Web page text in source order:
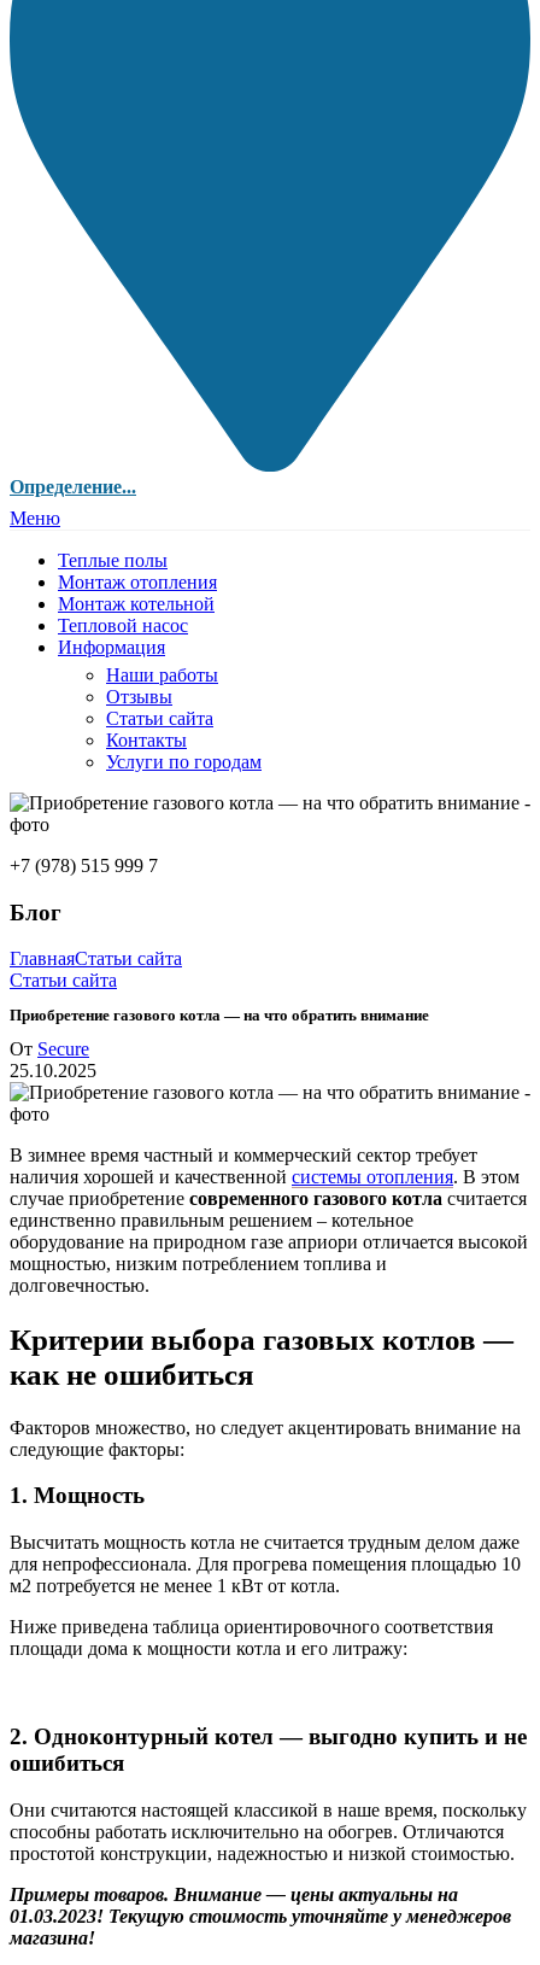
Определение...
Меню
Теплые полы
Монтаж отопления
Монтаж котельной
Тепловой насос
Информация
Наши работы
Отзывы
Статьи сайта
Контакты
Услуги по городам
+7 (978) 515 999 7
Блог
ГлавнаяСтатьи сайта
Статьи сайта
Приобретение газового котла — на что обратить внимание
От Secure
25.10.2025
В зимнее время частный и коммерческий сектор требует
наличия хорошей и качественной системы отопления. В этом
случае приобретение современного газового котла считается
единственно правильным решением – котельное
оборудование на природном газе априори отличается высокой
мощностью, низким потреблением топлива и
долговечностью.
Критерии выбора газовых котлов —
как не ошибиться
Факторов множество, но следует акцентировать внимание на
следующие факторы:
1. Мощность
Высчитать мощность котла не считается трудным делом даже
для непрофессионала. Для прогрева помещения площадью 10
м2 потребуется не менее 1 кВт от котла.
Ниже приведена таблица ориентировочного соответствия
площади дома к мощности котла и его литражу:
2. Одноконтурный котел — выгодно купить и не
ошибиться
Они считаются настоящей классикой в наше время, поскольку
способны работать исключительно на обогрев. Отличаются
простотой конструкции, надежностью и низкой стоимостью.
Примеры товаров. Внимание — цены актуальны на
01.03.2023! Текущую стоимость уточняйте у менеджеров
магазина!